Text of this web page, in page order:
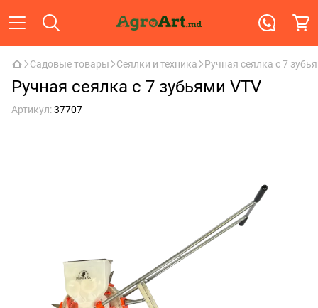
Садовые товары Сеялки и техника Ручная сеялка с 7
Ручная сеялка с 7 зубьями VTV
Артикул:37707